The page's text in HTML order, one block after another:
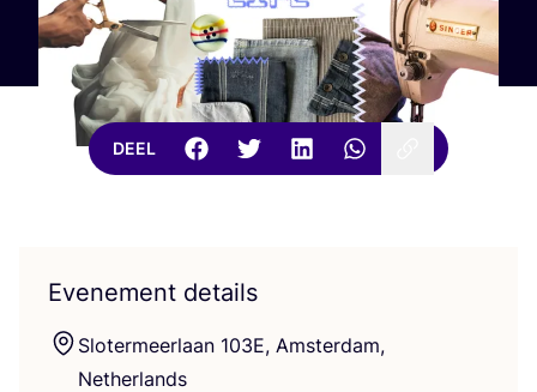
DEEL
Evenement details
Slo­ter­meer­laan 103E, Amster­dam,
Netherlands